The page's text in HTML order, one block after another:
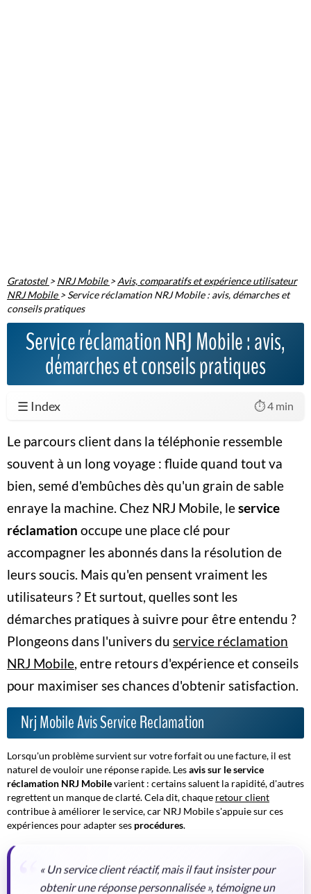
Gratostel >NRJ Mobile >Avis, comparatifs et expérience utilisateur
NRJ Mobile >Service réclamation NRJ Mobile : avis, démarches et
conseils pratiques
Service réclamation NRJ Mobile : avis,
démarches et conseils pratiques
☰ Index ⏱️ 4 min
Le parcours client dans la téléphonie ressemble
souvent à un long voyage : fluide quand tout va
bien, semé d'embûches dès qu'un grain de sable
enraye la machine. Chez NRJ Mobile, leservice
réclamation occupe une place clé pour
accompagner les abonnés dans la résolution de
leurs soucis. Mais qu'en pensent vraiment les
utilisateurs ? Et surtout, quelles sont les
démarches pratiques à suivre pour être entendu ?
Plongeons dans l'univers du service réclamation
NRJ Mobile, entre retours d'expérience et conseils
pour maximiser ses chances d'obtenir satisfaction.
Nrj Mobile Avis Service Reclamation
Lorsqu'un problème survient sur votre forfait ou une facture, il est
naturel de vouloir une réponse rapide. Lesavis sur le service
réclamation NRJ Mobilevarient : certains saluent la rapidité, d'autres
regrettent un manque de clarté. Cela dit, chaque retour client
contribue à améliorer le service, car NRJ Mobile s'appuie sur ces
expériences pour adapter ses procédures.
« Un service client réactif, mais il faut insister pour
obtenir une réponse personnalisée », témoigne un